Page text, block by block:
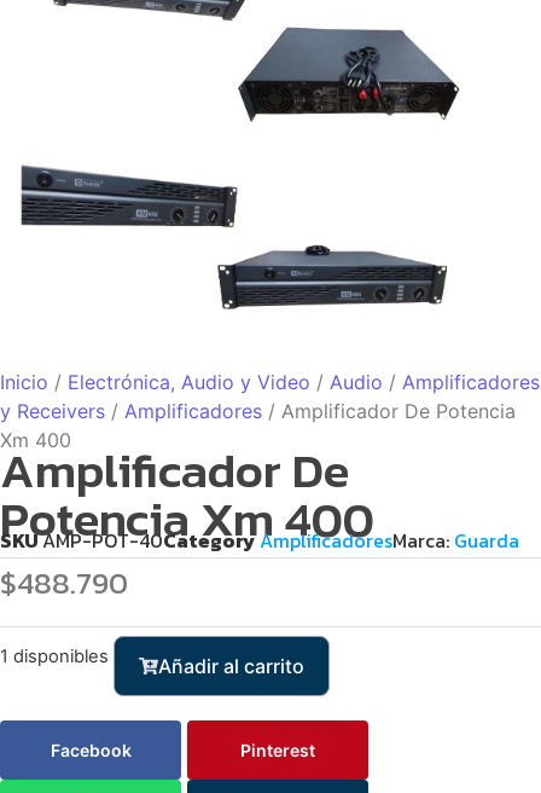
Inicio / Electrónica, Audio y Video / Audio / Amplificadores
y Receivers / Amplificadores / Amplificador De Potencia
Xm 400
Amplificador De
Potencia Xm 400
SKUAMP-POT-40CategoryAmplificadoresMarca: Guarda
$488.790
1 disponibles Añadir al carrito
Facebook Pinterest